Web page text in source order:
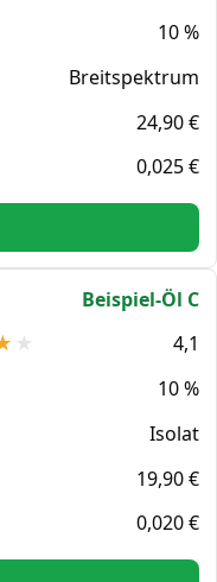
10 %
Breitspektrum
24,90 €
0,025 €
Beispiel-Öl C
4,1
10 %
Isolat
19,90 €
0,020 €